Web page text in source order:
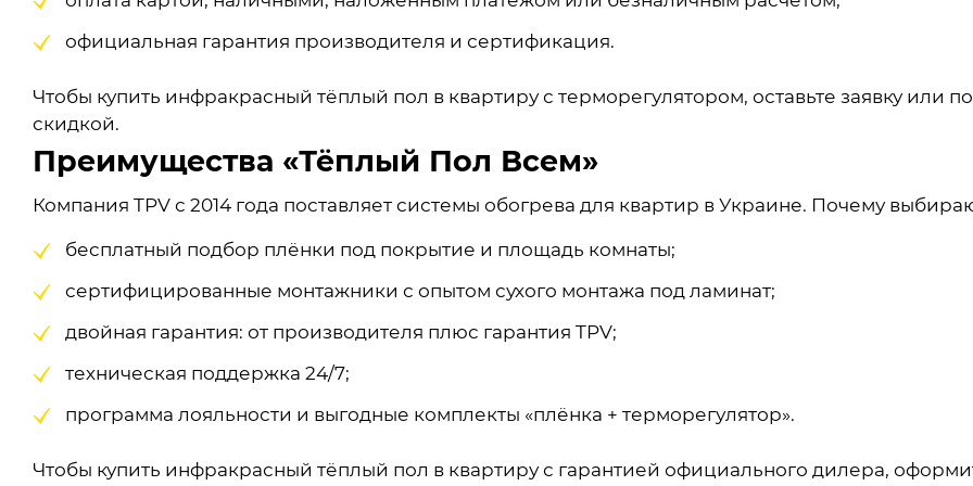
официальная гарантия производителя и сертификация.
Чтобы купить инфракрасный тёплый пол в квартиру с терморегулятором, оставьте заявку или
скидкой.
Преимущества «Тёплый Пол Всем»
Компания TPV с 2014 года поставляет системы обогрева для квартир в Украине. Почему
бесплатный подбор плёнки под покрытие и площадь комнаты;
сертифицированные монтажники с опытом сухого монтажа под ламинат;
двойная гарантия: от производителя плюс гарантия TPV;
техническая поддержка 24/7;
программа лояльности и выгодные комплекты «плёнка + терморегулятор».
Чтобы купить инфракрасный тёплый пол в квартиру с гарантией официального дилера,